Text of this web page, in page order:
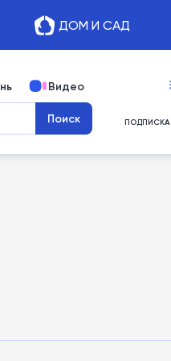
ДОМ И САД
Видео
ПОДПИСКА